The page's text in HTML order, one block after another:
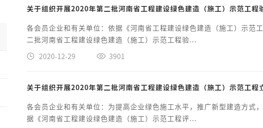
关于组织开展2020年第二批河南省工程建设绿色建造（施工）示范工程
各会员企业和有关单位：依据《河南省工程建设绿色建造（施工）示
二批河南省工程建设绿色建造（施工）示范工程验...
2020-12-29
3901
关于组织开展2020年第二批河南省工程建设绿色建造（施工）示范工程
各会员企业和有关单位：为提高企业绿色施工水平，推广新型建造方式
据《河南省工程建设绿色建造（施工）示范工程评...